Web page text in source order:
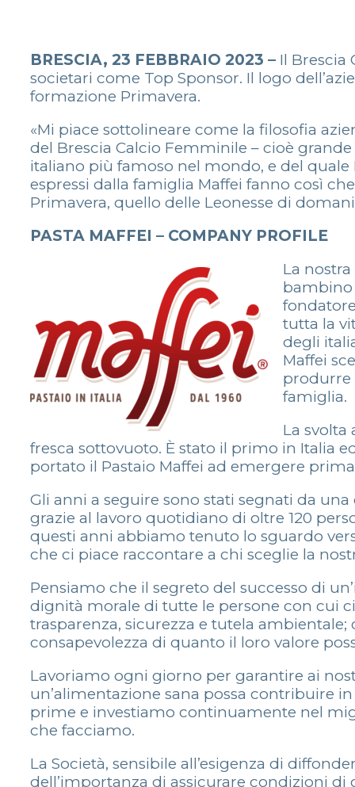
BRESCIA, 23 FEBBRAIO 2023 – Il Brescia
societari come Top Sponsor. Il logo
formazione Primavera.
«Mi piace sottolineare come la filosofia
del Brescia Calcio Femminile – cioè
italiano più famoso nel mondo, e del
espressi dalla famiglia Maffei fanno così
Primavera, quello delle Leonesse di
PASTA MAFFEI – COMPANY PROFILE
La
bambino
tutta la
degli
Maffei
produrre
famiglia.
La svolta
fresca sottovuoto. È stato il primo in Italia
portato il Pastaio Maffei ad emergere
Gli anni a seguire sono stati segnati da
grazie al lavoro quotidiano di oltre 120
questi anni abbiamo tenuto lo sguardo
che ci piace raccontare a chi sceglie la
Pensiamo che il segreto del successo di
dignità morale di tutte le persone con cui
trasparenza, sicurezza e tutela
consapevolezza di quanto il loro valore
Lavoriamo ogni giorno per garantire ai
un’alimentazione sana possa contribuire
prime e investiamo continuamente nel
che facciamo.
La Società, sensibile all’esigenza di
dell’importanza di assicurare condizioni